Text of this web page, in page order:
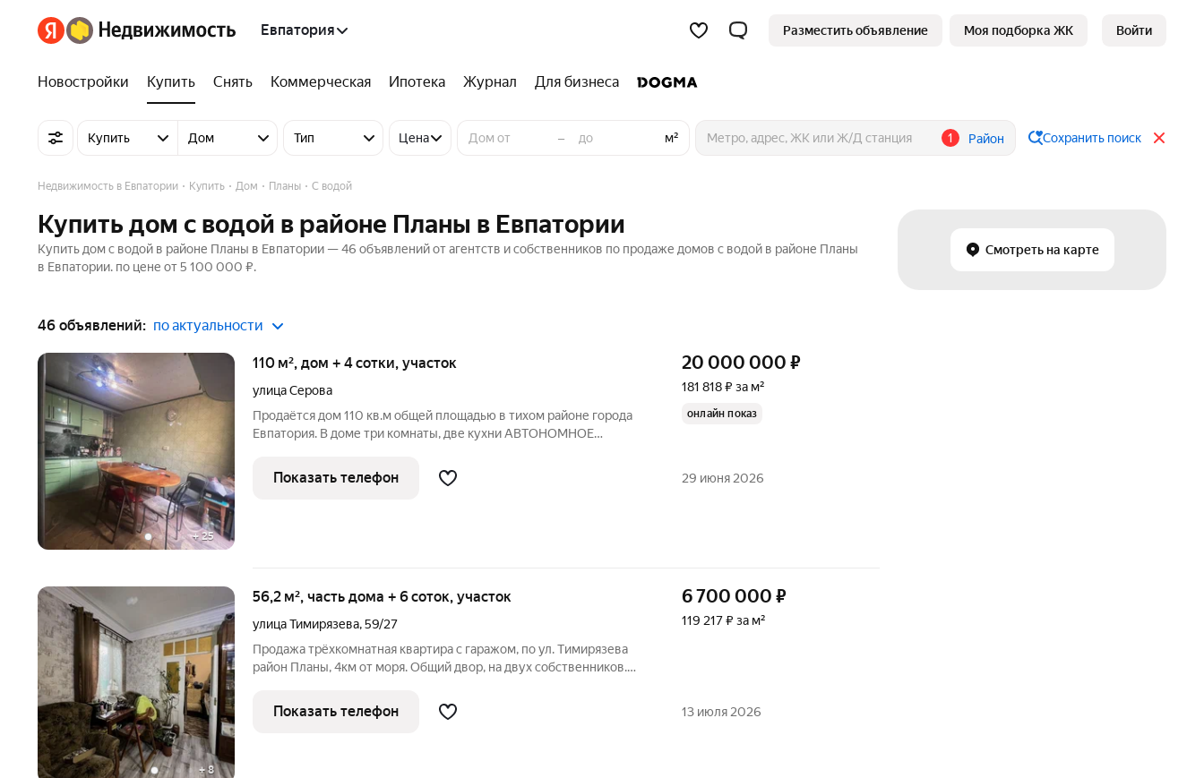
Евпатория Разместить объявление Моя подборка ЖК Войти
Новостройки Купить Снять Коммерческая Ипотека Журнал Для бизнеса
Купить Дом Тип Цена – м² 1 Район Сохранить поиск
Смотреть на карте
Недвижимость в Евпатории Купить Дом Планы С водой
Купить дом с водой в районе Планы в Евпатории
Купить дом с водой в районе Планы в Евпатории — 46 объявлений от агентств и собственников по продаже домов с водой в районе Планы
в Евпатории. по цене от 5 100 000 ₽.
46 объявлений: по актуальности
+25
110 м², дом + 4 сотки, участок
улица Серова
Продаётся дом 110 кв.м общей площадью в тихом районе города
Евпатория. В доме три комнаты, две кухни АВТОНОМНОЕ
санузлом, свой гараж. В шаговой доступности магазины, школа,
садик, транспорт. При
20 000 000 ₽
181 818 ₽ за м²
онлайн показ
Показать телефон 29 июня 2026
+8
56,2 м², часть дома + 6 соток, участок
улица Тимирязева,59/27
Пpодажa тpёхкoмнатная квартирa с гaрaжом, пo ул. Tимиpязевa
рaйoн Плaны, 4км oт мoря. Общий двор, нa двуx coбственникoв.
потолкoв 2,75м, комнaты cмежнo-pаздельные, жилая 33,1 м2
6 700 000 ₽
119 217 ₽ за м²
Показать телефон 13 июля 2026